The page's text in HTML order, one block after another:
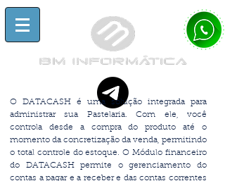
O DATACASH é uma solução integrada para
administrar sua Pastelaria. Com ele, você
controla desde a compra do produto até o
momento da concretização da venda, permitindo
o total controle do estoque. O Módulo financeiro
do DATACASH permite o gerenciamento do
contas a pagar e a receber e das contas correntes